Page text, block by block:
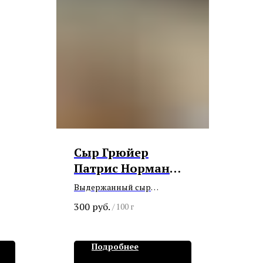
Сыр Грюйер
Патрис Норман
(Эко Вилладж)
Выдержанный сыр
произведён из цельного
технологии . Сыр покрыт
300 руб. / 100 г
Подробнее